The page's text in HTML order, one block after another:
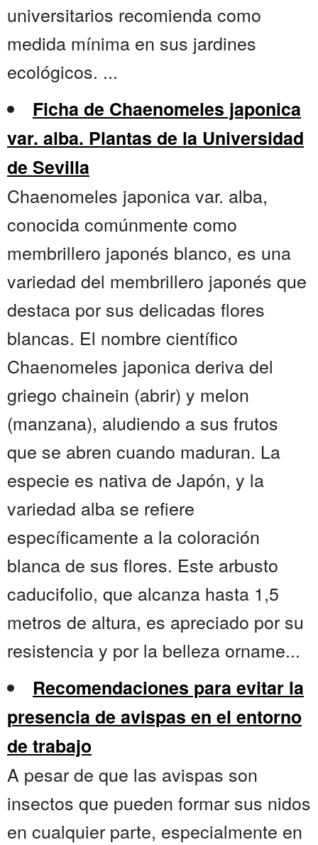
universitarios recomienda como
medida mínima en sus jardines
ecológicos. ...
Ficha de Chaenomeles japonica
var. alba. Plantas de la Universidad
de Sevilla
Chaenomeles japonica var. alba,
conocida comúnmente como
membrillero japonés blanco, es una
variedad del membrillero japonés que
destaca por sus delicadas flores
blancas. El nombre científico
Chaenomeles japonica deriva del
griego chainein (abrir) y melon
(manzana), aludiendo a sus frutos
que se abren cuando maduran. La
especie es nativa de Japón, y la
variedad alba se refiere
específicamente a la coloración
blanca de sus flores. Este arbusto
caducifolio, que alcanza hasta 1,5
metros de altura, es apreciado por su
resistencia y por la belleza orname...
Recomendaciones para evitar la
presencia de avispas en el entorno
de trabajo
A pesar de que las avispas son
insectos que pueden formar sus nidos
en cualquier parte, especialmente en